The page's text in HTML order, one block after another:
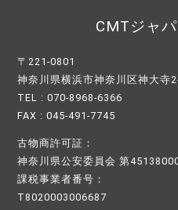
CMTジャ
〒221-0801
神奈川県横浜市神奈川区神大寺
TEL : 070-8968-6366
FAX : 045-491-7745
古物商許可証：
神奈川県公安委員会 第
課税事業者番号：
T8020003006687